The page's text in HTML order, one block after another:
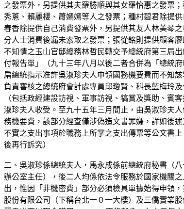
之發票外，另提供其夫羅勝順與其女羅怡惠之發票
秀蔥、賴麗櫻、蕭嫣嫣等人之發票；種村碧君除提
春香除提供自己消費發票外，另提供其友人林美琴
分人士消費後漏未索取之發票；張從銘則提供顧客
不知情之玉山官邸總務林哲民轉交予總統府第三局
付報告單」（九十三年八月以後二者合併為「總統
扁總統指示准許吳淑珍夫人申領國務機要費而不知
負責審核之總統府會計處專員邱瓊賢、科長藍梅玲
（包括政經建設訪視、軍事訪視、犒賞及獎助、賓
淑珍夫人收受。至九十五年三月間止，由吳淑珍夫
務機要費，該部分經查僅涉偽造文書罪嫌，詳如後
不實之支出事項於職務上所掌之支出傳票等公文書
後再行訴究）
二、吳淑珍係總統夫人，馬永成係前總統府秘書（
辦公室主任），後二人均係依法令服務於國家機關
出，惟因「非機密費」部分必須檢具單據始得申領
股份有限公司（下稱台北一０一大樓）及三僑實業